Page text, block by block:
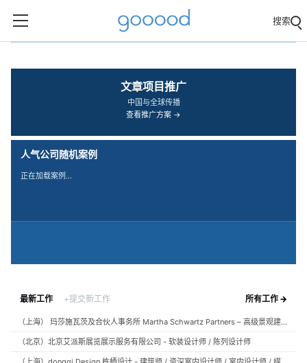
搜索
文章项目推广
中国与全球传播
查看推广方案 →
人气公司随机案例
正在加载案例…
最新工作 +提交新工作 所有工作 →
（上海） 玛莎施瓦茨及合伙人事务所 Martha Schwartz Partners – 高级景观建筑师 Senior Landscape Designer / 景观建筑师 Landscape Designer
（北京）北京艾派斯展览展示服务有限公司 - 软装设计师 / 陈列设计师